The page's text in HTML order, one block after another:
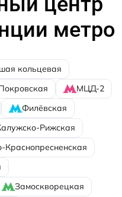
метро
кольцевая
МЦД-2
Филёвская
Рижская
Краснопресненская
Замоскворецкая